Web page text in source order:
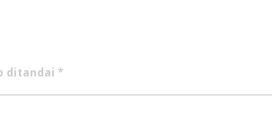
ditandai *